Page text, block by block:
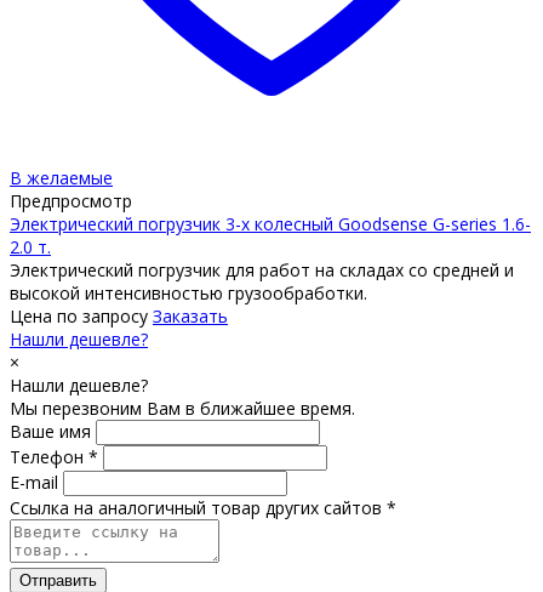
В желаемые
Предпросмотр
Электрический погрузчик 3-х колесный Goodsense G-series 1.6-
2.0 т.
Электрический погрузчик для работ на складах со средней и
высокой интенсивностью грузообработки.
Цена по запросу Заказать
Нашли дешевле?
×
Нашли дешевле?
Мы перезвоним Вам в ближайшее время.
Ваше имя
Телефон *
E-mail
Ссылка на аналогичный товар других сайтов *
Отправить